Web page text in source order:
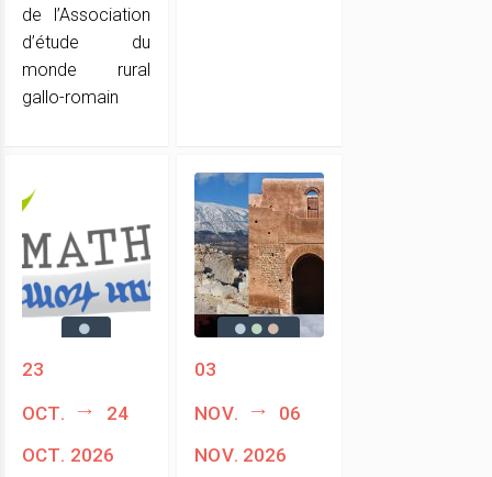
de l’Association
d’étude du
monde rural
gallo-romain
23
oct.
24
oct. 2026
03
nov.
06
nov. 2026